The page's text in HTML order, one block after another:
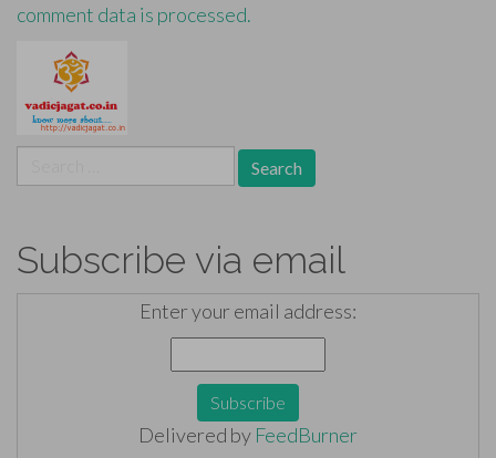
comment data is processed.
for:
Subscribe via email
Enter your email address:
Delivered by FeedBurner